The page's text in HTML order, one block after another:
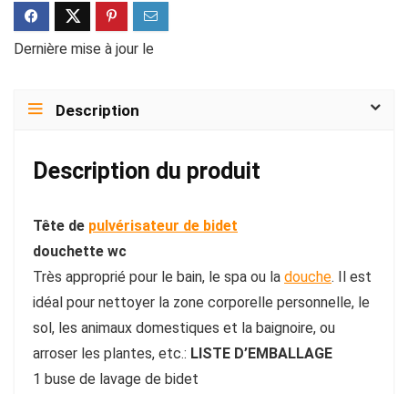
Dernière mise à jour le
Description
Description du produit
Tête de pulvérisateur de bidet
douchette wc
Très approprié pour le bain, le spa ou la douche. Il est
idéal pour nettoyer la zone corporelle personnelle, le
sol, les animaux domestiques et la baignoire, ou
arroser les plantes, etc.: LISTE D’EMBALLAGE
1 buse de lavage de bidet